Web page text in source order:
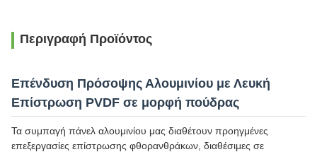
Περιγραφή Προϊόντος
Επένδυση Πρόσοψης Αλουμινίου με Λευκή
Επίστρωση PVDF σε μορφή πούδρας
Τα συμπαγή πάνελ αλουμινίου μας διαθέτουν προηγμένες
επεξεργασίες επίστρωσης φθορανθράκων, διαθέσιμες σε